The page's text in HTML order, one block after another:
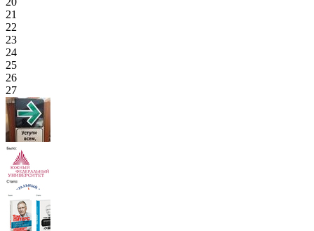
21
22
23
24
25
26
27